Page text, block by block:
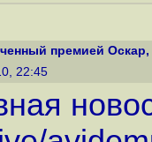
премией Оскар,
22:45